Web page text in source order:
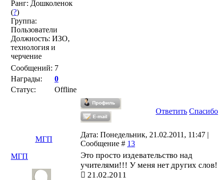
Ранг: Дошколенок
(?)
Группа:
Пользователи
Должность: ИЗО,
технология и
черчение
Сообщений: 7
Награды:
0
Статус:
Offline
Ответить Спасибо
МГП
Дата: Понедельник, 21.02.2011, 11:47 |
Сообщение # 13
МГП
Это просто издевательство над
учителями!!! У меня нет других слов!
21.02.2011